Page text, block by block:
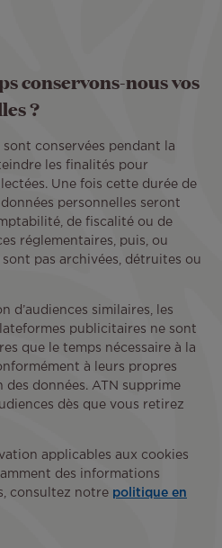
conservons-nous vos
?
conservées pendant la
les finalités pour
Une fois cette durée de
personnelles seront
de fiscalité ou de
réglementaires, puis, ou
pas archivées, détruites ou
d’audiences similaires, les
publicitaires ne sont
que le temps nécessaire à la
à leurs propres
données. ATN supprime
dès que vous retirez
applicables aux cookies
des informations
consultez notre politique en